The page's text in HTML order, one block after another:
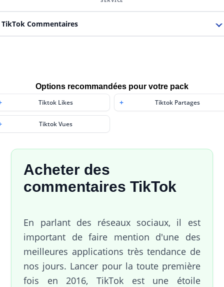
TikTok Commentaires
Options recommandées pour votre pack
Tiktok Likes Tiktok Partages
Tiktok Vues
Acheter des
commentaires TikTok
En parlant des réseaux sociaux, il est
important de faire mention d'une des
meilleures applications très tendance de
nos jours. Lancer pour la toute première
fois en 2016, TikTok est une étoile